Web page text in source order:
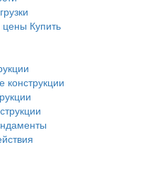
цены Купить